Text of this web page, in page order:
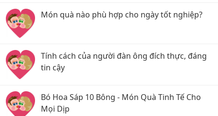
Món quà nào phù hợp cho ngày tốt nghiệp?
Tính cách của người đàn ông đích thực, đáng
tin cậy
Bó Hoa Sáp 10 Bông - Món Quà Tinh Tế Cho
Mọi Dịp